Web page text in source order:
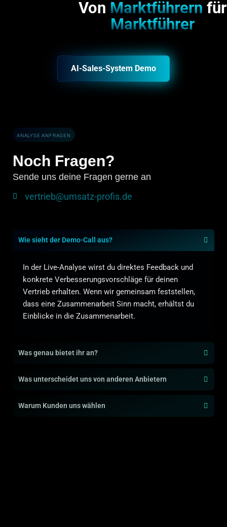
Von Marktführern für
Marktführer
AI-Sales-System Demo
ANALYSE ANFRAGEN
Noch Fragen?
Sende uns deine Fragen gerne an
vertrieb@umsatz-profis.de
Wie sieht der Demo-Call aus?
In der Live-Analyse wirst du direktes Feedback und
konkrete Verbesserungsvorschläge für deinen
Vertrieb erhalten. Wenn wir gemeinsam feststellen,
dass eine Zusammenarbeit Sinn macht, erhältst du
Einblicke in die Zusammenarbeit.
Was genau bietet ihr an?
Was unterscheidet uns von anderen Anbietern
Warum Kunden uns wählen